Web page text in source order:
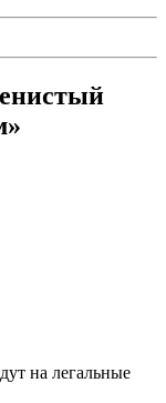
на легальные